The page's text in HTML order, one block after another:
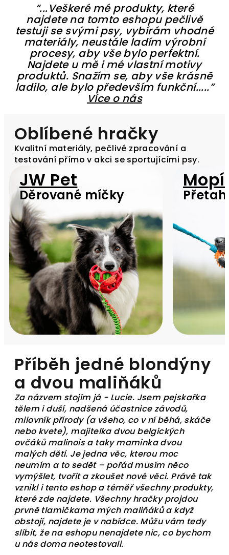
“...Veškeré mé produkty, které
najdete na tomto eshopu pečlivě
testuji se svými psy, vybírám vhodné
materiály, neustále ladím výrobní
procesy, aby vše bylo perfektní.
Najdete u mě i mé vlastní motivy
produktů. Snažím se, aby vše krásně
ladilo, ale bylo především funkční.....”
Více o nás
Oblíbené hračky
Kvalitní materiály, pečlivé zpracování a
testování přímo v akci se sportujícími psy.
JW Pet
Děrované míčky
Příběh jedné blondýny
a dvou maliňáků
Za názvem stojím já - Lucie. Jsem pejskařka
tělem i duší, nadšená účastnice závodů,
milovník přírody (a všeho, co v ní běhá, skáče
nebo kvete), majitelka dvou belgických
ovčáků malinois a taky maminka dvou
malých dětí. Je jedna věc, kterou moc
neumím a to sedět – pořád musím něco
vymýšlet, tvořit a zkoušet nové věci. Právě tak
vznikl i tento eshop a téměř všechny produkty,
které zde najdete. Všechny hračky projdou
prvně tlamičkama mých maliňáků a když
obstojí, najdete je v nabídce. Můžu vám tedy
slíbit, že na eshopu nenajdete nic, co bychom
u nás doma neotestovali.